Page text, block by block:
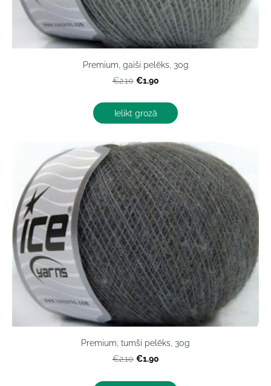
Premium, gaiši pelēks, 30g
€2.10 €1.90
Ielikt grozā
Premium, tumši pelēks, 30g
€2.10 €1.90